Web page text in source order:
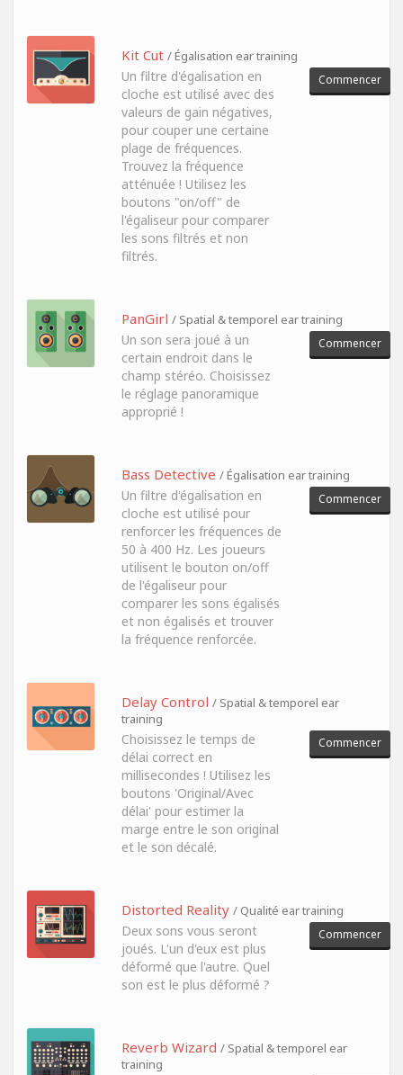
Kit Cut / Égalisation ear training
Un filtre d'égalisation en
cloche est utilisé avec des
valeurs de gain négatives,
pour couper une certaine
plage de fréquences.
Trouvez la fréquence
atténuée ! Utilisez les
boutons "on/off" de
l'égaliseur pour comparer
les sons filtrés et non
filtrés.
Commencer
PanGirl / Spatial & temporel ear training
Un son sera joué à un
certain endroit dans le
champ stéréo. Choisissez
le réglage panoramique
approprié !
Commencer
Bass Detective / Égalisation ear training
Un filtre d'égalisation en
cloche est utilisé pour
renforcer les fréquences de
50 à 400 Hz. Les joueurs
utilisent le bouton on/off
de l'égaliseur pour
comparer les sons égalisés
et non égalisés et trouver
la fréquence renforcée.
Commencer
Delay Control / Spatial & temporel ear
training
Choisissez le temps de
délai correct en
millisecondes ! Utilisez les
boutons 'Original/Avec
délai' pour estimer la
marge entre le son original
et le son décalé.
Commencer
Distorted Reality / Qualité ear training
Deux sons vous seront
joués. L'un d'eux est plus
déformé que l'autre. Quel
son est le plus déformé ?
Commencer
Reverb Wizard / Spatial & temporel ear
training